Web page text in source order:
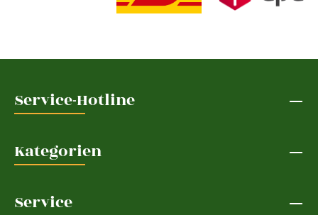
Service-Hotline
Kategorien
Service